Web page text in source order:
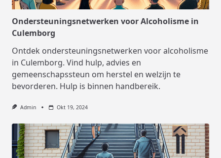
Ondersteuningsnetwerken voor Alcoholisme in
Culemborg
Ontdek ondersteuningsnetwerken voor alcoholisme
in Culemborg. Vind hulp, advies en
gemeenschapssteun om herstel en welzijn te
bevorderen. Hulp is binnen handbereik.
Admin Okt 19, 2024